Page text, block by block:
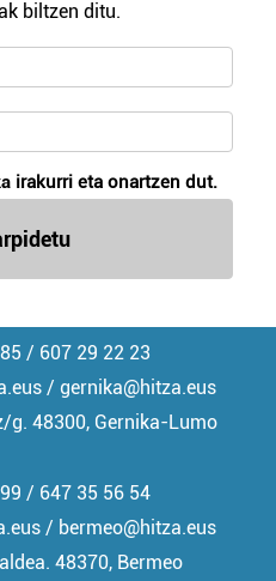
aurka nola egin
prozesatzeko moduari
ezarri zure lehentasunak
alda edo ken dezakezu
eta hirugarrenen cookie-
gero, teknologia hori
ematen diguzu.Gehiago
biltzen ditu.
irakurri eta onartzen dut.
/ 607 29 22 23
/ gernika@hitza.eus
g. 48300, Gernika-Lumo
/ 647 35 56 54
/ bermeo@hitza.eus
48370, Bermeo